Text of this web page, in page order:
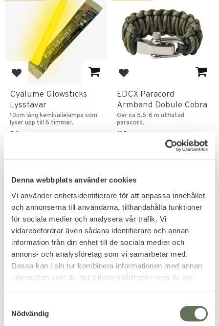
Denna webbplats använder cookies
Vi använder enhetsidentifierare för att anpassa innehållet
och annonserna till användarna, tillhandahålla funktioner
för sociala medier och analysera vår trafik. Vi
vidarebefordrar även sådana identifierare och annan
information från din enhet till de sociala medier och
annons- och analysföretag som vi samarbetar med.
Dessa kan i sin tur kombinera informationen med annan
information som du har tillhandahållit eller som de har
Nödvändig
Add to favorites
Cyalume Glowsticks
Lysstavar
10cm lång kemikalielampa som
lyser upp till 6 timmar.
36
Add to favorites
EDCX Paracord
Armband Dobule Cobra
Ger ca 5,6-6 m utflätad
paracord.
119
Add to favorites
Tält Olivgrön
5%
Add to favorites
Klarus Camping Lampa
12%
FAVORITE